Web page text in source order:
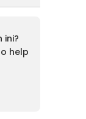
ini?
help